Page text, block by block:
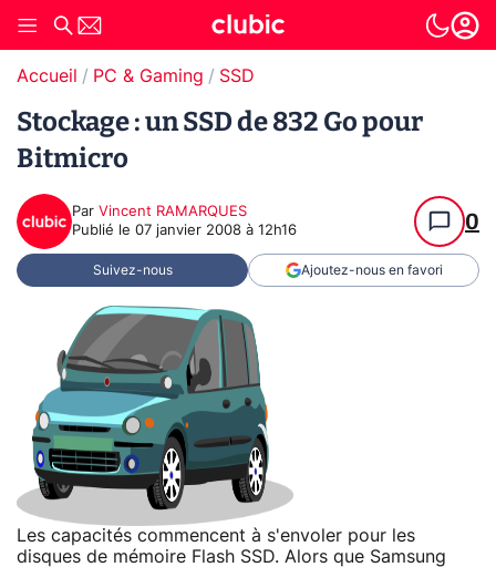
Accueil PC & Gaming SSD
Stockage : un SSD de 832 Go pour
Bitmicro
Par Vincent RAMARQUES
Publié le 07 janvier 2008 à 12h16 0
Suivez-nous Ajoutez-nous en favori
Les capacités commencent à s'envoler pour les
disques de mémoire Flash SSD. Alors que Samsung